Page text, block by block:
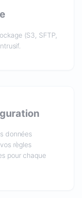
(S3, SFTP,
données
règles
pour chaque